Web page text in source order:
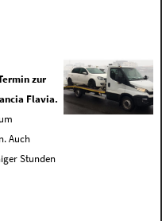
zur
Flavia.
Auch
Stunden